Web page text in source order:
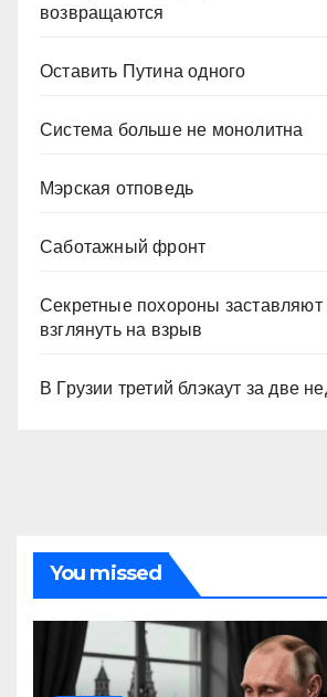
возвращаются
Оставить Путина одного
Система больше не монолитна
Мэрская отповедь
Саботажный фронт
Секретные похороны заставляют
взглянуть на взрыв
В Грузии третий блэкаут за две
You missed